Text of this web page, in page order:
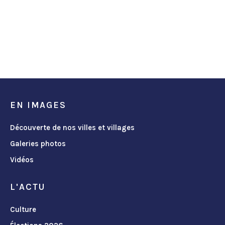
EN IMAGES
Découverte de nos villes et villages
Galeries photos
Vidéos
L'ACTU
Culture